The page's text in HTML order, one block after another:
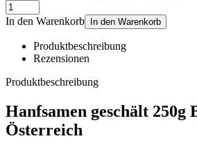
In den Warenkorb In den Warenkorb
Produktbeschreibung
Rezensionen
Produktbeschreibung
Hanfsamen geschält 250g
Österreich